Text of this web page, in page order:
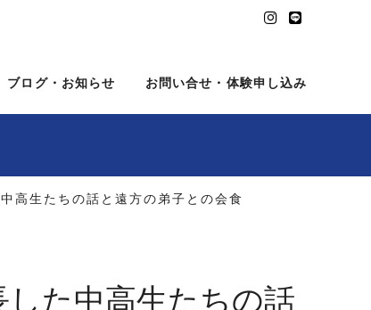
ブログ・お知らせ お問い合せ・体験申し込み
高生たちの話と遠方の弟子との会食
た中高生たちの話